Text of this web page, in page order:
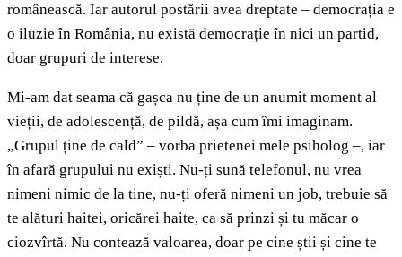
românească. Iar autorul postării avea dreptate – democrația e
o iluzie în România, nu există democrație în nici un partid,
doar grupuri de interese.
Mi-am dat seama că gașca nu ține de un anumit moment al
vieții, de adolescență, de pildă, așa cum îmi imaginam.
„Grupul ține de cald” – vorba prietenei mele psiholog –, iar
în afară grupului nu exiști. Nu-ți sună telefonul, nu vrea
nimeni nimic de la tine, nu-ți oferă nimeni un job, trebuie să
te alături haitei, oricărei haite, ca să prinzi și tu măcar o
ciozvîrtă. Nu contează valoarea, doar pe cine știi și cine te